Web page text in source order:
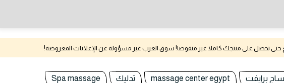
حتى تحصل على منتجك كاملا غير منقوصا! سوق العرب غير مسؤولة عن الإعلانات المعروضة!
برايفت massage center egypt تدليك
Spa massage